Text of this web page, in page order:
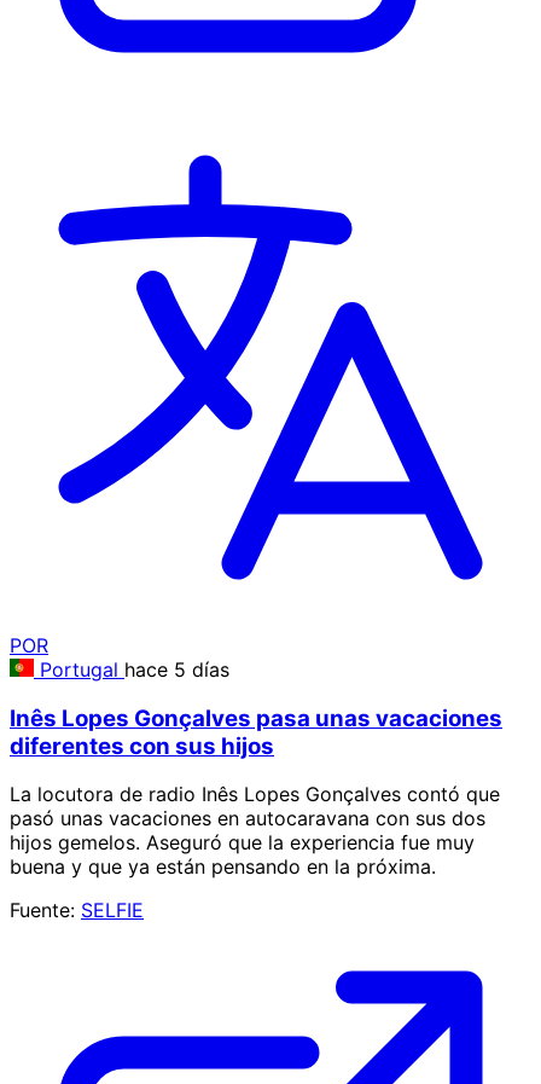
POR
Portugal hace 5 días
Inês Lopes Gonçalves pasa unas vacaciones
diferentes con sus hijos
La locutora de radio Inês Lopes Gonçalves contó que
pasó unas vacaciones en autocaravana con sus dos
hijos gemelos. Aseguró que la experiencia fue muy
buena y que ya están pensando en la próxima.
Fuente: SELFIE